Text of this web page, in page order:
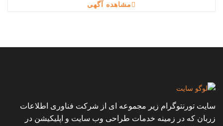
مشاهده آگهی
سایت تورنتوگرام زیر مجموعه ای از شرکت فناوری اطلاعات
زربان که در زمینه خدمات طراحی وب سایت و اپلیکیشن در